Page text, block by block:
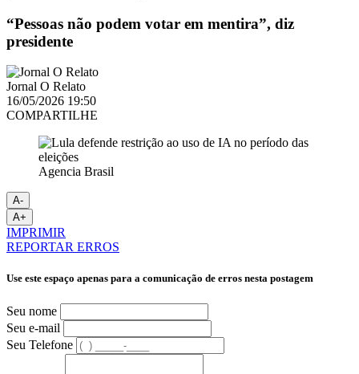
“Pessoas não podem votar em mentira”, diz
presidente
Jornal O Relato
16/05/2026 19:50
COMPARTILHE
Agencia Brasil
A-
A+
IMPRIMIR
REPORTAR ERROS
Use este espaço apenas para a comunicação de erros nesta postagem
Seu nome
Seu e-mail
Seu Telefone